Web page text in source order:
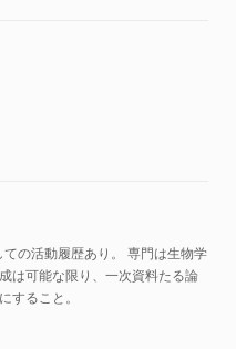
の活動履歴あり。 専門は生物学
は可能な限り、一次資料たる論
ること。